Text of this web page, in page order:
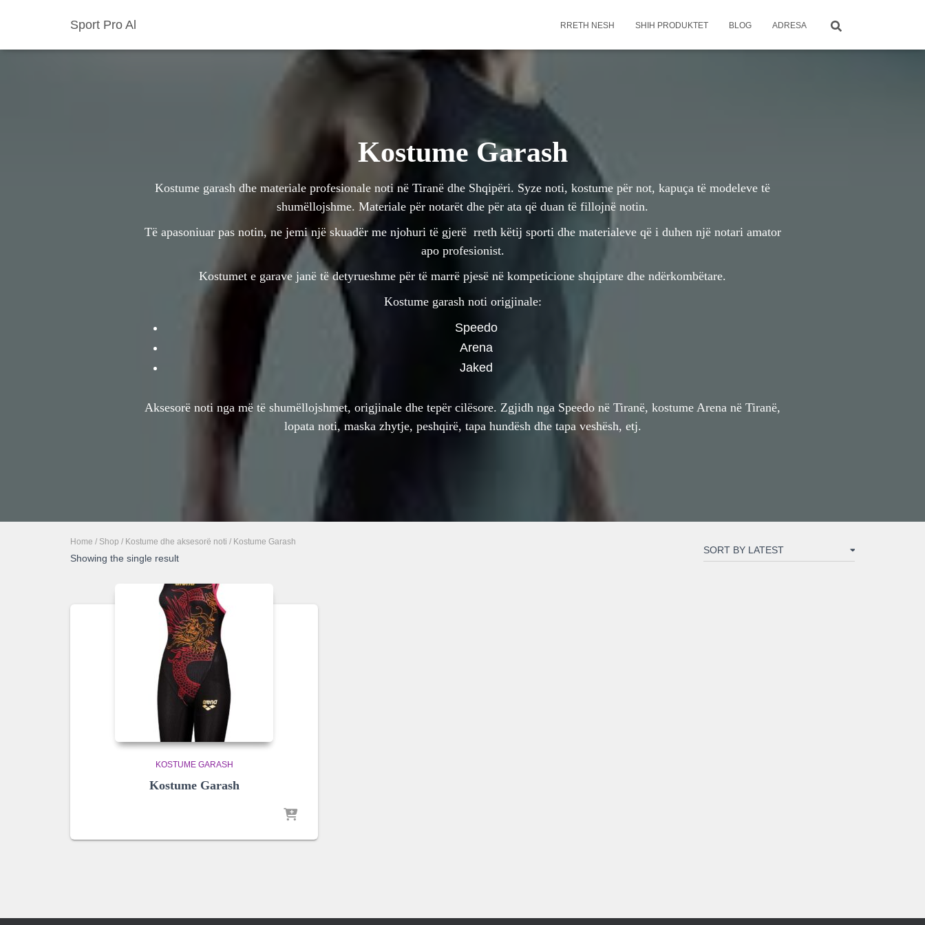
Sport Pro Al RRETH NESH SHIH PRODUKTET BLOG ADRESA
Kostume Garash
Kostume garash dhe materiale profesionale noti në Tiranë dhe Shqipëri. Syze noti, kostume për not, kapuça të modeleve të
shumëllojshme. Materiale për notarët dhe për ata që duan të fillojnë notin.
Të apasoniuar pas notin, ne jemi një skuadër me njohuri të gjerë rreth këtij sporti dhe materialeve që i duhen një notari amator
apo profesionist.
Kostumet e garave janë të detyrueshme për të marrë pjesë në kompeticione shqiptare dhe ndërkombëtare.
Kostume garash noti origjinale:
Speedo
Arena
Jaked
Aksesorë noti nga më të shumëllojshmet, origjinale dhe tepër cilësore. Zgjidh nga Speedo në Tiranë, kostume Arena në Tiranë,
lopata noti, maska zhytje, peshqirë, tapa hundësh dhe tapa veshësh, etj.
Home / Shop / Kostume dhe aksesorë noti / Kostume Garash
Showing the single result
KOSTUME GARASH
Kostume Garash